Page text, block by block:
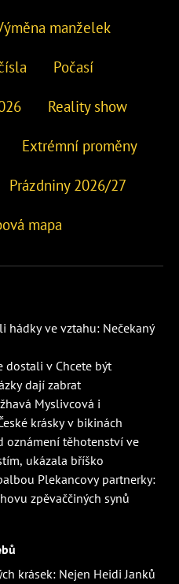
manželek
Počasí
Reality show
Extrémní proměny
Prázdniny 2026/27
mapa
hádky ve vztahu: Nečekaný
dostali v Chcete být
dají zabrat
Myslivcová i
krásky v bikinách
oznámení těhotenství ve
ukázala bříško
Plekancovy partnerky:
zpěvaččiných synů
krásek: Nejen Heidi Janků